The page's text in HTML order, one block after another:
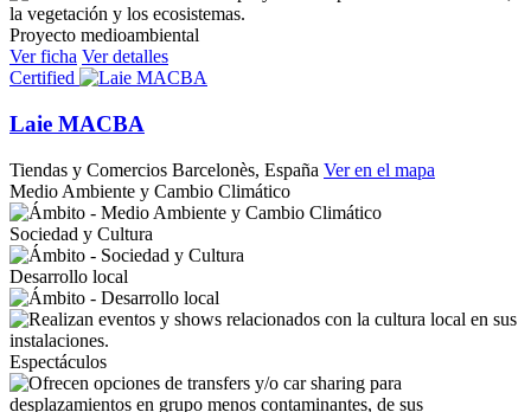
Proyecto medioambiental
Ver ficha Ver detalles
Certified
Laie MACBA
Tiendas y Comercios Barcelonès, España Ver en el mapa
Medio Ambiente y Cambio Climático
Sociedad y Cultura
Desarrollo local
Espectáculos